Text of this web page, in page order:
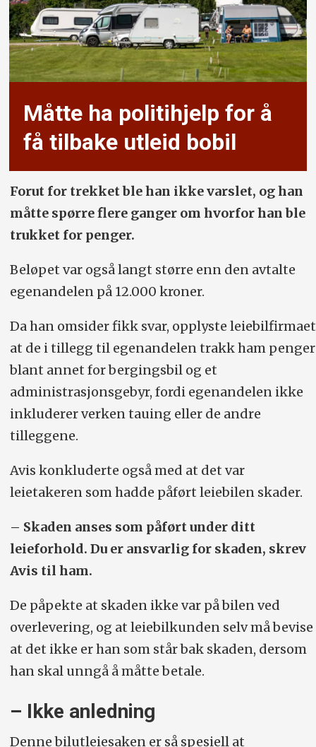
Måtte ha politi­hjelp for å
få tilbake utleid bobil
Forut for trekket ble han ikke varslet, og han
måtte spørre flere ganger om hvorfor han ble
trukket for penger.
Beløpet var også langt større enn den avtalte
egenandelen på 12.000 kroner.
Da han omsider fikk svar, opplyste leiebilfirmaet
at de i tillegg til egenandelen trakk ham penger
blant annet for bergingsbil og et
administrasjonsgebyr, fordi egenandelen ikke
inkluderer verken tauing eller de andre
tilleggene.
Avis konkluderte også med at det var
leietakeren som hadde påført leiebilen skader.
– Skaden anses som påført under ditt
leieforhold. Du er ansvarlig for skaden, skrev
Avis til ham.
De påpekte at skaden ikke var på bilen ved
overlevering, og at leiebilkunden selv må bevise
at det ikke er han som står bak skaden, dersom
han skal unngå å måtte betale.
– Ikke anledning
Denne bilutleiesaken er så spesiell at